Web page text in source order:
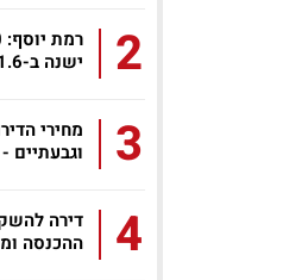
2
ישנה ב-1.6 מיליון
3
מחירי
וגבעתיים
4
דירה
ההכנסה